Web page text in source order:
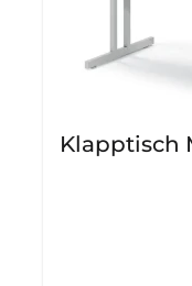
Klapptisch